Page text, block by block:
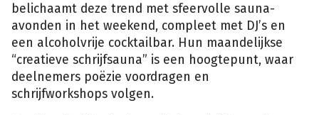
belichaamt deze trend met sfeervolle sauna-
avonden in het weekend, compleet met DJ’s en
een alcoholvrije cocktailbar. Hun maandelijkse
“creatieve schrijfsauna” is een hoogtepunt, waar
deelnemers poëzie voordragen en
schrijfworkshops volgen.